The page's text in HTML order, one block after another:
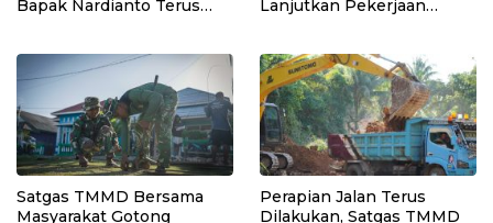
Bapak Nardianto Terus
Lanjutkan Pekerjaan
Satgas TMMD Bersama
Masyarakat Gotong
Perapian Jalan Terus
Dilakukan, Satgas TMMD